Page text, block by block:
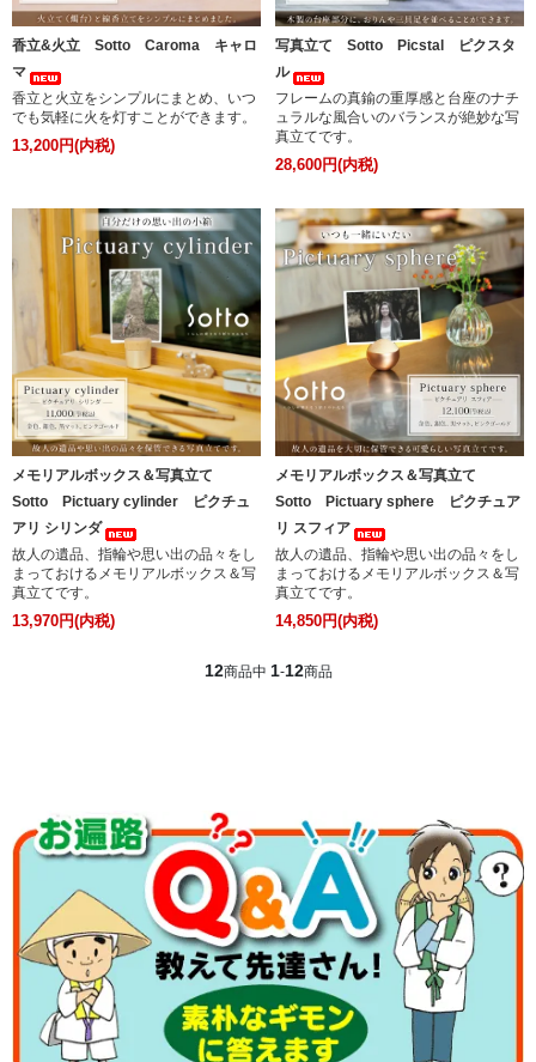
香立&火立 Sotto Caroma キャロ
マ
香立と火立をシンプルにまとめ、いつ
でも気軽に火を灯すことができます。
13,200円(内税)
写真立て Sotto Picstal ピクスタ
ル
フレームの真鍮の重厚感と台座のナチ
ュラルな風合いのバランスが絶妙な写
真立てです。
28,600円(内税)
メモリアルボックス＆写真立て
Sotto Pictuary cylinder ピクチュ
アリ シリンダ
故人の遺品、指輪や思い出の品々をし
まっておけるメモリアルボックス＆写
真立てです。
13,970円(内税)
メモリアルボックス＆写真立て
Sotto Pictuary sphere ピクチュア
リ スフィア
故人の遺品、指輪や思い出の品々をし
まっておけるメモリアルボックス＆写
真立てです。
14,850円(内税)
12商品中 1-12商品